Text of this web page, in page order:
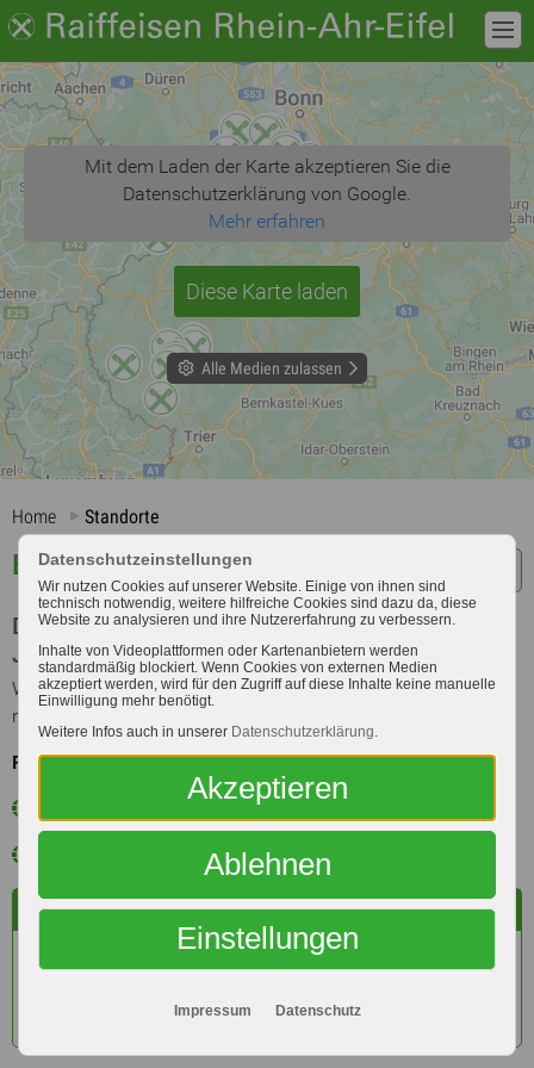
Mit dem Laden der Karte akzeptieren Sie die
Datenschutzerklärung von Google.
Mehr erfahren
Diese Karte laden
Alle Medien zulassen
Home Standorte
Bad Neuenahr
Der Raiffeisen-Markt Bad Neuenahr hat zum
Jahresende 2025 dauerhaft geschlossen.
Wir freuen uns, Dich weiterhin persönlich in unseren
nahegelegenen Raiffeisen-Märkten begrüßen zu dürfen!
Raiffeisen-Märkte in Deiner Nähe:
Raiffeisen-Markt Rheinbach
Raiffeisen-Markt Euskirchen-Stotzheim
Adresse
Datenschutzeinstellungen
Wir nutzen Cookies auf unserer Website. Einige von ihnen sind
technisch notwendig, weitere hilfreiche Cookies sind dazu da, diese
Website zu analysieren und ihre Nutzererfahrung zu verbessern.
Inhalte von Videoplattformen oder Kartenanbietern werden
standardmäßig blockiert. Wenn Cookies von externen Medien
akzeptiert werden, wird für den Zugriff auf diese Inhalte keine manuelle
Einwilligung mehr benötigt.
Weitere Infos auch in unserer Datenschutzerklärung.
Akzeptieren
Ablehnen
Einstellungen
Impressum Datenschutz